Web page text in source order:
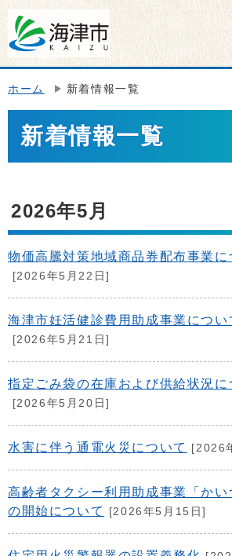
ホーム 新着情報一覧
新着情報一覧
2026年5月
物価高騰対策地域商品券配布事業に
[2026年5月22日]
海津市妊活健診費用助成事業につい
[2026年5月21日]
指定ごみ袋の在庫および供給状況に
[2026年5月20日]
水害に伴う通電火災について [2026
高齢者タクシー利用助成事業「かい
の開始について
[2026年5月15日]